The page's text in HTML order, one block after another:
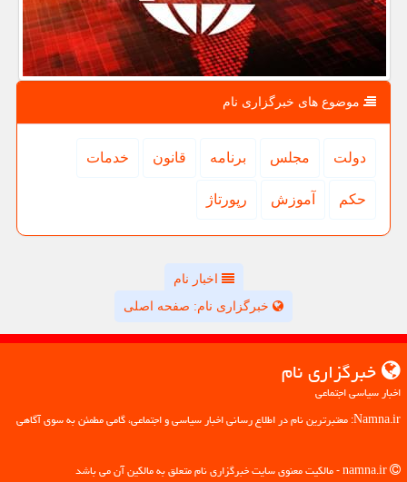
موضوع های خبرگزاری نام
دولت مجلس برنامه قانون خدمات
حكم آموزش رپورتاژ
اخبار نام
خبرگزاری نام: صفحه اصلی
خبرگزاری نام
اخبار سیاسی اجتماعی
Namna.ir: معتبرترین نام در اطلاع رسانی اخبار سیاسی و اجتماعی، گامی مطمئن به سوی آگاهی